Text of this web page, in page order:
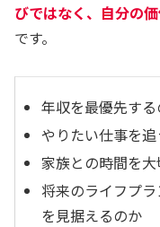
びではなく、自分の
です。
年収を最優先す
やりたい仕事を
家族との時間を
将来のライフプラ
を見据えるのか